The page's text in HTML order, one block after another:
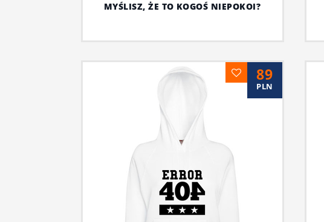
MYŚLISZ, ŻE TO KOGOŚ NIEPOKOI?
89
PLN